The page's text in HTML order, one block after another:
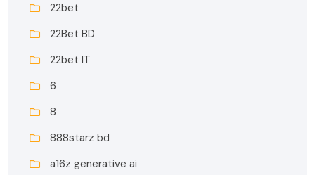
22bet
22Bet BD
22bet IT
6
8
888starz bd
a16z generative ai